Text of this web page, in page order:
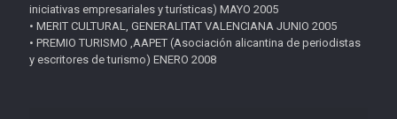
iniciativas empresariales y turísticas) MAYO 2005
• MERIT CULTURAL, GENERALITAT VALENCIANA JUNIO 2005
• PREMIO TURISMO ,AAPET (Asociación alicantina de periodistas
y escritores de turismo) ENERO 2008